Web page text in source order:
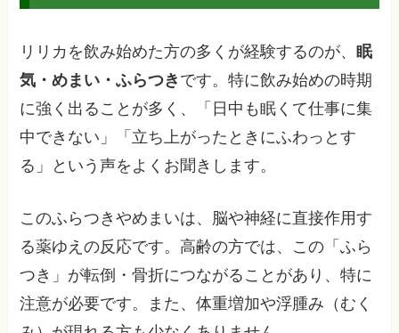
リリカを飲み始めた方の多くが経験するのが、眠
気・めまい・ふらつき です。特に飲み始めの時期
に強く出ることが多く、「日中も眠くて仕事に集
中できない」「立ち上がったときにふわっとす
る」という声をよくお聞きします。
このふらつきやめまいは、脳や神経に直接作用す
る薬ゆえの反応です。高齢の方では、この「ふら
つき」が転倒・骨折につながることがあり、特に
注意が必要です。また、体重増加や浮腫み（むく